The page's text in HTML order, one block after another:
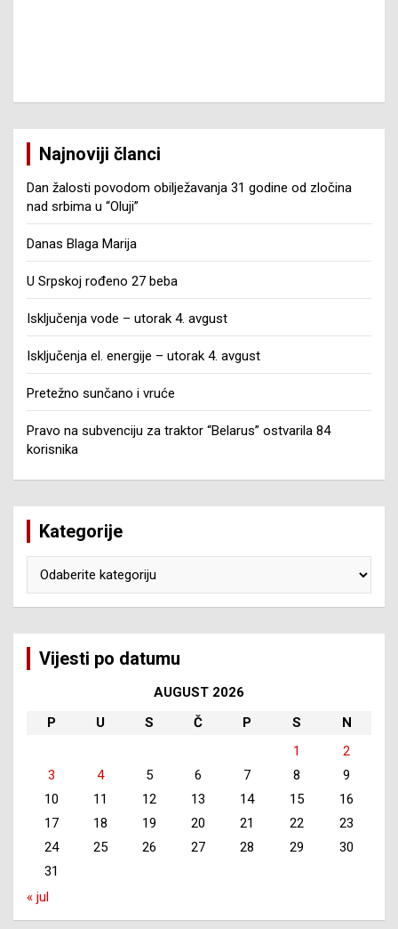
Najnoviji članci
Dan žalosti povodom obilježavanja 31 godine od zločina
nad srbima u “Oluji”
Danas Blaga Marija
U Srpskoj rođeno 27 beba
Isključenja vode – utorak 4. avgust
Isključenja el. energije – utorak 4. avgust
Pretežno sunčano i vruće
Pravo na subvenciju za traktor “Belarus” ostvarila 84
korisnika
Kategorije
Vijesti po datumu
AUGUST 2026
P
U S Č P S
N
1
2
3
4 5 6 7 8
9
10
11 12 13 14 15
16
17
18 19 20 21 22
23
24
25 26 27 28 29
30
31
« jul